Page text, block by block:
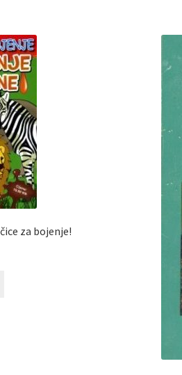
za bojenje!